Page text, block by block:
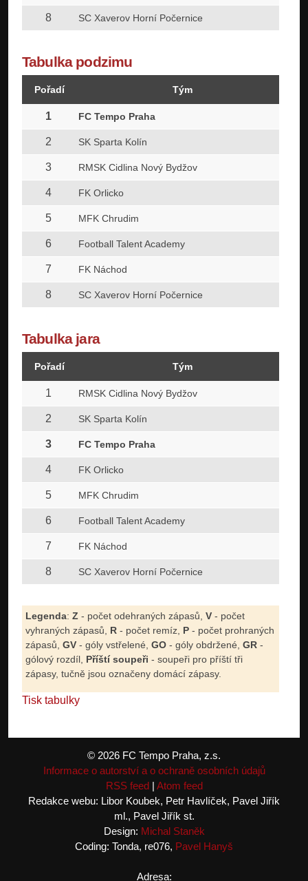
8 SC Xaverov Horní Počernice
Tabulka podzimu
Pořadí Tým
1 FC Tempo Praha
2 SK Sparta Kolín
3 RMSK Cidlina Nový Bydžov
4 FK Orlicko
5 MFK Chrudim
6 Football Talent Academy
7 FK Náchod
8 SC Xaverov Horní Počernice
Tabulka jara
Pořadí Tým
1 RMSK Cidlina Nový Bydžov
2 SK Sparta Kolín
3 FC Tempo Praha
4 FK Orlicko
5 MFK Chrudim
6 Football Talent Academy
7 FK Náchod
8 SC Xaverov Horní Počernice
Legenda: Z - počet odehraných zápasů, V - počet
vyhraných zápasů, R - počet remíz, P - počet prohraných
zápasů, GV - góly vstřelené, GO - góly obdržené, GR -
gólový rozdíl, Příští soupeři - soupeři pro příští tři
zápasy, tučně jsou označeny domácí zápasy.
Tisk tabulky
© 2026 FC Tempo Praha, z.s.
Informace o autorství a o ochraně osobních údajů
RSS feed| Atom feed
Redakce webu: Libor Koubek, Petr Havlíček, Pavel Jiřík
ml., Pavel Jiřík st.
Design: Michal Staněk
Coding: Tonda, re076, Pavel Hanyš
Adresa: